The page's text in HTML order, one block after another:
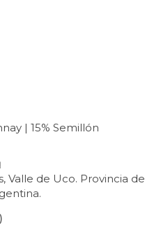
| 15% Semillón
Valle de Uco. Provincia de